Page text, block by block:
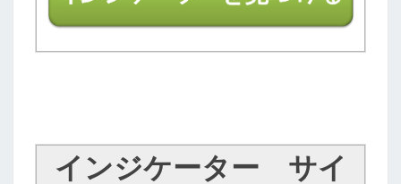
インジケーター サイ